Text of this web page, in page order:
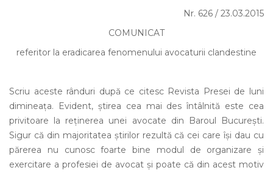
Nr. 626 / 23.03.2015
COMUNICAT
referitor la eradicarea fenomenului avocaturii clandestine
Scriu aceste rânduri după ce citesc Revista Presei de luni
dimineața. Evident, știrea cea mai des întâlnită este cea
privitoare la reținerea unei avocate din Baroul București.
Sigur că din majoritatea știrilor rezultă că cei care își dau cu
părerea nu cunosc foarte bine modul de organizare și
exercitare a profesiei de avocat și poate că din acest motiv